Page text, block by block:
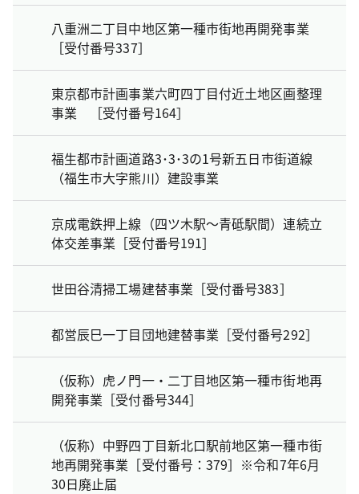
八重洲二丁目中地区第一種市街地再開発事業
［受付番号337］
東京都市計画事業六町四丁目付近土地区画整理
事業 ［受付番号164］
福生都市計画道路3･3･3の1号新五日市街道線
（福生市大字熊川）建設事業
京成電鉄押上線（四ツ木駅～青砥駅間）連続立
体交差事業［受付番号191］
世田谷清掃工場建替事業［受付番号383］
都営辰巳一丁目団地建替事業［受付番号292］
（仮称）虎ノ門一・二丁目地区第一種市街地再
開発事業［受付番号344］
（仮称）中野四丁目新北口駅前地区第一種市街
地再開発事業［受付番号：379］※令和7年6月
30日廃止届